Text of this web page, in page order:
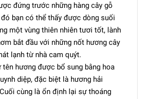
đứng trước những hàng cây gỗ
bạn có thể thấy được dòng suối
một vùng thiên nhiên tươi tốt, lành
bắt đầu với những nốt hương cây
lạnh từ nhà cam quýt.
hương được bổ sung bằng hoa
diệp, đặc biệt là hương hải
cùng là ổn định lại sự thoáng